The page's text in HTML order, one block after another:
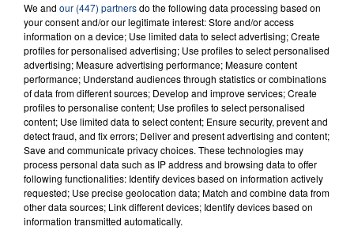
23 juillet 2026
INCENDIE MORTEL À LENS : UNE FEMME ET
SON BÉBÉ ENTRE LA VIE ET LA...
Un homme s'est immolé par le feu après avoir
aspergé sa compagne et leur bébé de trois mois
d'un liquide inflammable.
We and our (447) partnersdo the following data processing based on
your consent and/or our legitimate interest: Store and/or access
information on a device; Use limited data to select advertising; Create
profiles for personalised advertising; Use profiles to select personalised
advertising; Measure advertising performance; Measure content
performance; Understand audiences through statistics or combinations
of data from different sources; Develop and improve services; Create
profiles to personalise content; Use profiles to select personalised
content; Use limited data to select content; Ensure security, prevent and
detect fraud, and fix errors; Deliver and present advertising and content;
Save and communicate privacy choices. These technologies may
process personal data such as IP address and browsing data to offer
following functionalities: Identify devices based on information actively
requested; Use precise geolocation data; Match and combine data from
other data sources; Link different devices; Identify devices based on
information transmitted automatically.